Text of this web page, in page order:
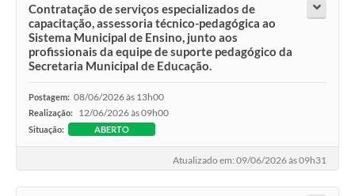
Contratação de serviços especializados de
capacitação, assessoria técnico-pedagógica ao
Sistema Municipal de Ensino, junto aos
profissionais da equipe de suporte pedagógico da
Secretaria Municipal de Educação.
Postagem: 08/06/2026 às 13h00
Realização: 12/06/2026 às 09h00
Situação: ABERTO
Atualizado em: 09/06/2026 às 09h31